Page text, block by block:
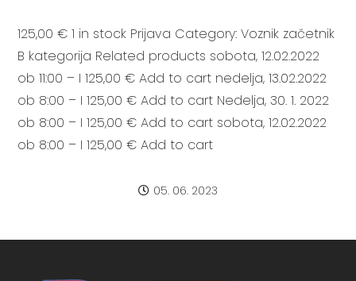
125,00 € 1 in stock Prijava Category: Voznik začetnik
B kategorija Related products sobota, 12.02.2022
ob 11:00 – I 125,00 € Add to cart nedelja, 13.02.2022
ob 8:00 – I 125,00 € Add to cart Nedelja, 30. 1. 2022
ob 8:00 – I 125,00 € Add to cart sobota, 12.02.2022
ob 8:00 – I 125,00 € Add to cart
05. 06. 2023